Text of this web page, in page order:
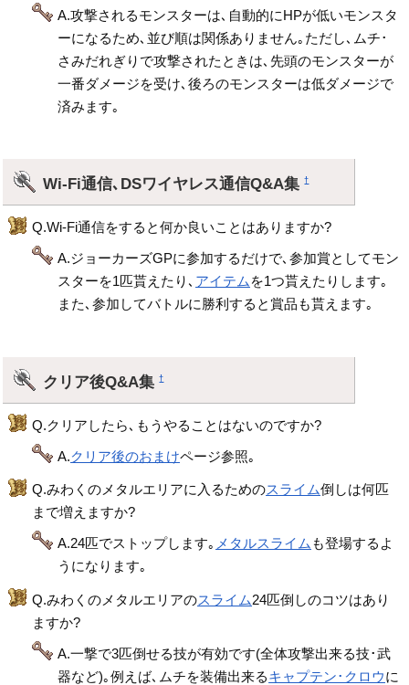
A.攻撃されるモンスターは､自動的にHPが低いモンスタ
ーになるため､並び順は関係ありません｡ただし､ムチ･
さみだれぎりで攻撃されたときは､先頭のモンスターが
一番ダメージを受け､後ろのモンスターは低ダメージで
済みます｡
Wi-Fi通信､DSワイヤレス通信Q&A集†
Q.Wi-Fi通信をすると何か良いことはありますか?
A.ジョーカーズGPに参加するだけで､参加賞としてモン
スターを1匹貰えたり､ アイテム を1つ貰えたりします｡
また､参加してバトルに勝利すると賞品も貰えます｡
クリア後Q&A集†
Q.クリアしたら､もうやることはないのですか?
A.クリア後のおまけページ参照｡
Q.みわくのメタルエリアに入るためのスライム倒しは何匹
まで増えますか?
A.24匹でストップします｡ メタルスライム も登場するよ
うになります｡
Q.みわくのメタルエリアのスライム24匹倒しのコツはあり
ますか?
A.一撃で3匹倒せる技が有効です(全体攻撃出来る技･武
器など)｡例えば､ムチを装備出来るキャプテン･クロウに